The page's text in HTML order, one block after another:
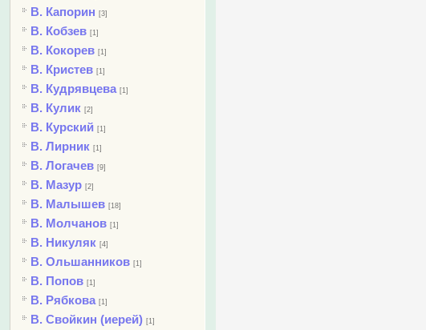
В. Капорин [3]
В. Кобзев [1]
В. Кокорев [1]
В. Кристев [1]
В. Кудрявцева [1]
В. Кулик [2]
В. Курский [1]
В. Лирник [1]
В. Логачев [9]
В. Мазур [2]
В. Малышев [18]
В. Молчанов [1]
В. Никуляк [4]
В. Ольшанников [1]
В. Попов [1]
В. Рябкова [1]
В. Свойкин (иерей) [1]